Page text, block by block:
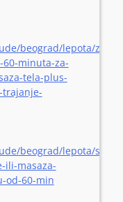
beograd/lepota/znet/
minuta-za-
tela-plus-
trajanje-
beograd/lepota/
ili-masaza-
od-60-min